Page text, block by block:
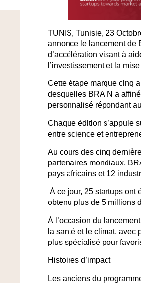
TUNIS, Tunisie, 23
annonce le lancement de
d’accélération visant à
l’investissement et la
Cette étape marque cinq
desquelles BRAIN a
personnalisé répondant
Chaque édition s’appuie
entre science et
Au cours des cinq
partenaires mondiaux,
pays africainset 12
À ce jour, 25 startupsont
obtenu plus de 5 millions
À l’occasion du
la santé et le climat, avec
plus spécialisé pour
Histoires d’impact
Les anciens du